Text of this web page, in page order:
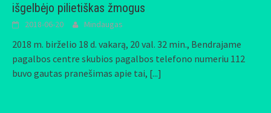
išgelbėjo pilietiškas žmogus
2018-06-20 Mindaugas
2018 m. birželio 18 d. vakarą, 20 val. 32 min., Bendrajame
pagalbos centre skubios pagalbos telefono numeriu 112
buvo gautas pranešimas apie tai, [...]